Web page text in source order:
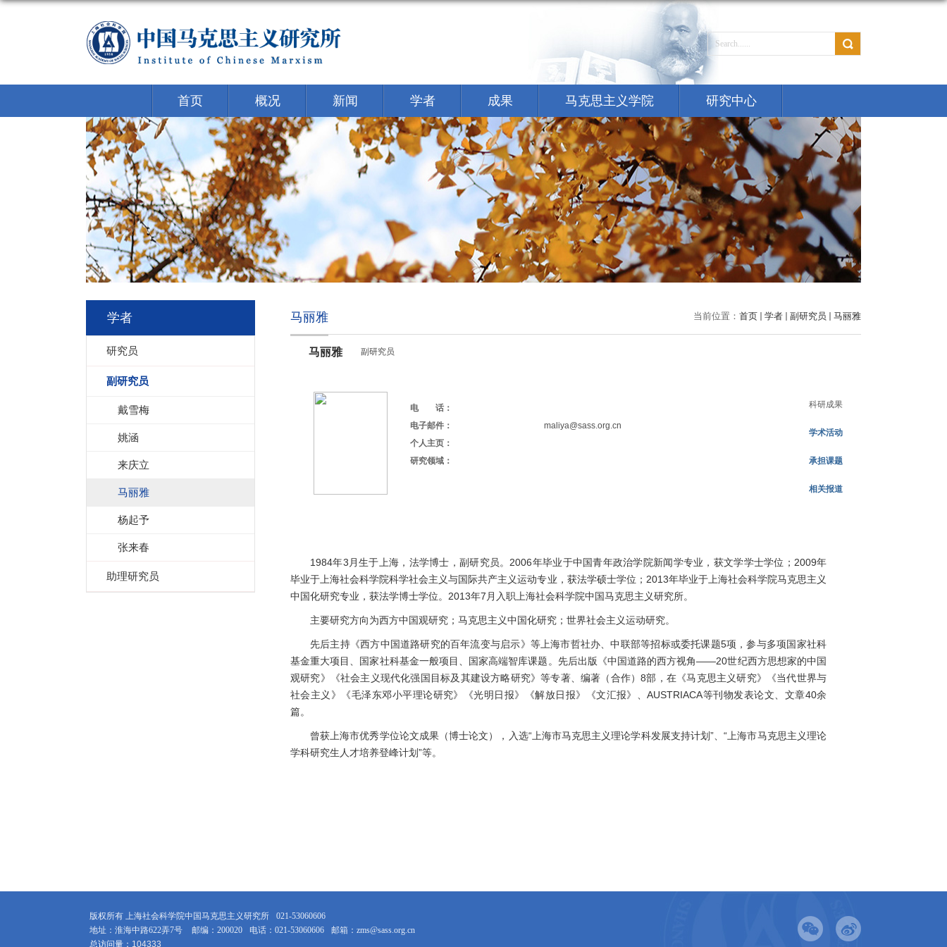
首页 概况 新闻 学者 成果 马克思主义学院 研究中心
学者
研究员
副研究员
戴雪梅
姚涵
来庆立
马丽雅
杨起予
张来春
助理研究员
当前位置： 首页 学者 副研究员 马丽雅
马丽雅
马丽雅 副研究员
电 话：
电子邮件：
maliya@sass.org.cn
个人主页：
研究领域：
科研成果
学术活动
承担课题
相关报道
1984年3 月生于上海，法学博士，副研究员。 2006年毕业于中国青年政治学院新闻学专业，获文学学士学位； 2009年
毕业于上海社会科学院科学社会主义与国际共产主义运动专业，获法学硕士学位； 2013年毕业于上海社会科学院马克思主义
中国化研究专业，获法学博士学位。 2013年7 月入职上海社会科学院中国马克思主义研究所。
主要研究方向为西方中国观研究；马克思主义中国化研究；世界社会主义运动研究。
先后主持《西方中国道路研究的百年流变与启示》等上海市哲社办、中联部等招标或委托课题5项，参与多项国家社科
基金重大项目、国家社科基金一般项目、国家高端智库课题。先后出版《中国道路的西方视角——20世纪西方思想家的中国
观研究》《社会主义现代化强国目标及其建设方略研究》等专著、编著（合作）8部，在《马克思主义研究》《当代世界与
社会主义》《毛泽东邓小平理论研究》《光明日报》《解放日报》《文汇报》、AUSTRIACA等刊物发表论文、文章40余
篇。
曾获上海市优秀学位论文成果（博士论文），入选“上海市马克思主义理论学科发展支持计划”、“ 上海市马克思主义理论
学科研究生人才培养登峰计划”等。
版权所有 上海社会科学院中国马克思主义研究所
021-53060606
地址：淮海中路622弄7号
邮编：200020 电话：021-53060606
邮箱：zms@sass.org.cn
总访问量： 104333